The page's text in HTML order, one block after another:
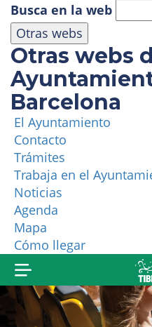
Busca en la web
Otras webs
Otras webs
Barcelona
El Ayuntamiento
Contacto
Trámites
Trabaja en el
Noticias
Agenda
Mapa
Cómo llegar
ÁREA PANORÁMICA
MASÍA TIBIDABO
FUNICULAR
TIBICLUB
¿QUIÉNES SOMOS?
MÁS PRODUCTOS